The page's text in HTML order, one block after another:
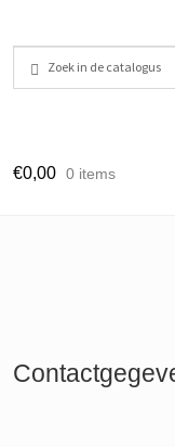
€0,00 0 items